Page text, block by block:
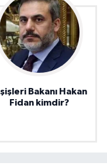
Bakanı Hakan
Fidan kimdir?